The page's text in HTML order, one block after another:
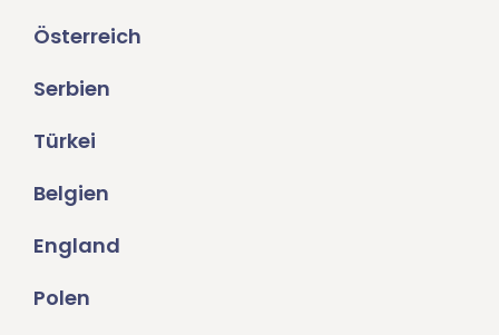
Österreich
Serbien
Türkei
Belgien
England
Polen